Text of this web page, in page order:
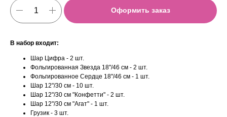
Оформить заказ
В набор входит:
Шар Цифра - 2 шт.
Фольгированная Звезда 18"/46 см - 2 шт.
Фольгированное Сердце 18"/46 см - 1 шт.
Шар 12"/30 см - 10 шт.
Шар 12"/30 см "Конфетти" - 2 шт.
Шар 12"/30 см "Агат" - 1 шт.
Грузик - 3 шт.